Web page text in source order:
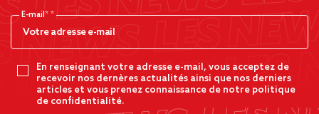
E-mail*
En renseignant votre adresse e-mail, vous acceptez de
recevoir nos dernères actualités ainsi que nos derniers
articles et vous prenez connaissance de notre politique
de confidentialité.